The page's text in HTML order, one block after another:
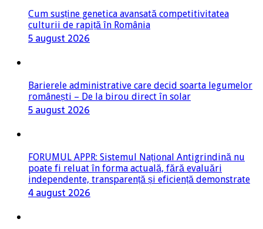
Cum susține genetica avansată competitivitatea
culturii de rapiță în România
5 august 2026
Barierele administrative care decid soarta legumelor
românești – De la birou direct în solar
5 august 2026
FORUMUL APPR: Sistemul Național Antigrindină nu
poate fi reluat în forma actuală, fără evaluări
independente, transparență și eficiență demonstrate
4 august 2026